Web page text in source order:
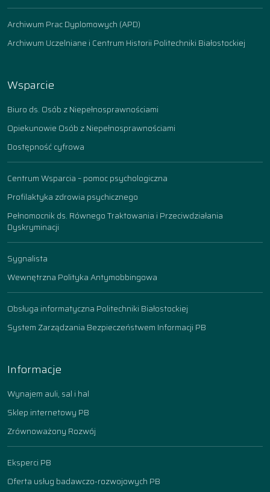
Archiwum Prac Dyplomowych (APD)
Archiwum Uczelniane i Centrum Historii Politechniki Białostockiej
Wsparcie
Biuro ds. Osób z Niepełnosprawnościami
Opiekunowie Osób z Niepełnosprawnościami
Dostępność cyfrowa
Centrum Wsparcia – pomoc psychologiczna
Profilaktyka zdrowia psychicznego
Pełnomocnik ds. Równego Traktowania i Przeciwdziałania
Dyskryminacji
Sygnalista
Wewnętrzna Polityka Antymobbingowa
Obsługa informatyczna Politechniki Białostockiej
System Zarządzania Bezpieczeństwem Informacji PB
Informacje
Wynajem auli, sal i hal
Sklep internetowy PB
Zrównoważony Rozwój
Eksperci PB
Oferta usług badawczo-rozwojowych PB